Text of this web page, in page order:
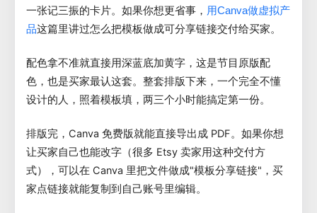
一张记三振的卡片。如果你想更省事， 用Canva做虚拟产
品这篇里讲过怎么把模板做成可分享链接交付给买家。
配色拿不准就直接用深蓝底加黄字，这是节目原版配
色，也是买家最认这套。整套排版下来，一个完全不懂
设计的人，照着模板填，两三个小时能搞定第一份。
排版完，Canva 免费版就能直接导出成 PDF。如果你想
让买家自己也能改字（很多 Etsy 卖家用这种交付方
式），可以在 Canva 里把文件做成"模板分享链接"，买
家点链接就能复制到自己账号里编辑。